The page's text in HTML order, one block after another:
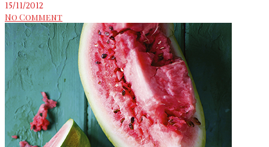
15/11/2012
No Comment